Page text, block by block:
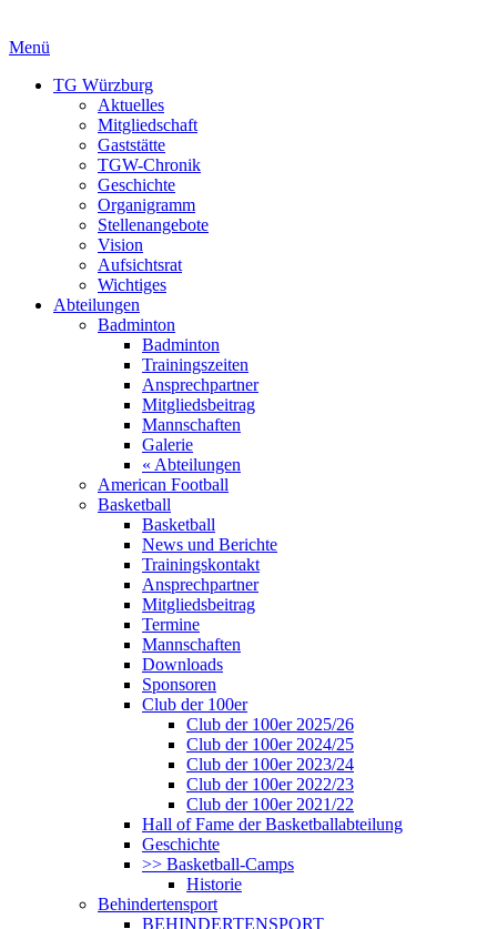
Menü
TG Würzburg
Aktuelles
Mitgliedschaft
Gaststätte
TGW-Chronik
Geschichte
Organigramm
Stellenangebote
Vision
Aufsichtsrat
Wichtiges
Abteilungen
Badminton
Badminton
Trainingszeiten
Ansprechpartner
Mitgliedsbeitrag
Mannschaften
Galerie
« Abteilungen
American Football
Basketball
Basketball
News und Berichte
Trainingskontakt
Ansprechpartner
Mitgliedsbeitrag
Termine
Mannschaften
Downloads
Sponsoren
Club der 100er
Club der 100er 2025/26
Club der 100er 2024/25
Club der 100er 2023/24
Club der 100er 2022/23
Club der 100er 2021/22
Hall of Fame der Basketballabteilung
Geschichte
>> Basketball-Camps
Historie
Behindertensport
BEHINDERTENSPORT